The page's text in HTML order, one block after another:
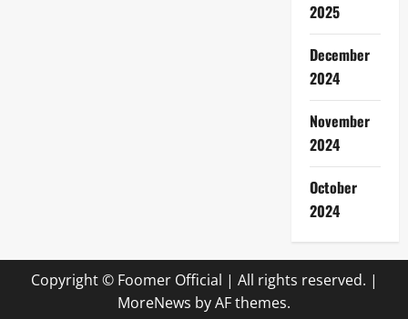
2025
December
2024
November
2024
October
2024
Copyright © Foomer Official | All rights reserved. |
MoreNews by AF themes.